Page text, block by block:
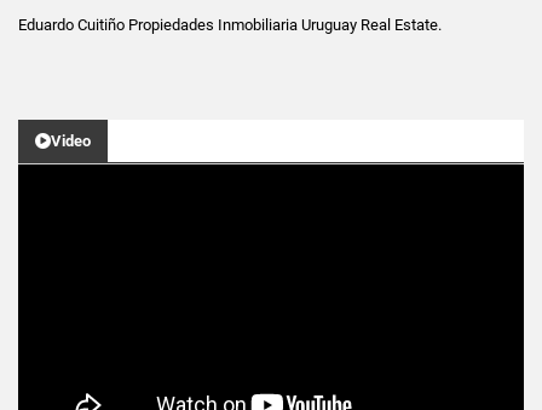
Eduardo Cuitiño Propiedades Inmobiliaria Uruguay Real Estate.
Video